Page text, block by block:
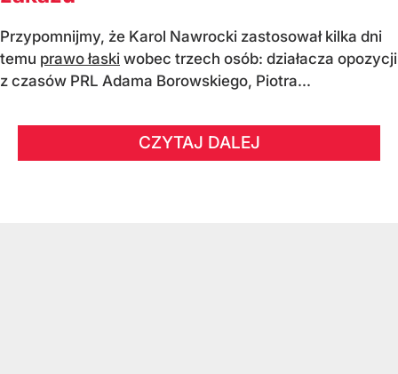
Przypomnijmy, że Karol Nawrocki zastosował kilka dni
temu prawo łaski wobec trzech osób: działacza opozycji
z czasów PRL Adama Borowskiego, Piotra...
CZYTAJ DALEJ